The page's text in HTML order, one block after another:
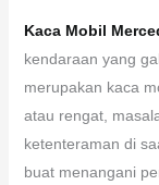
Kaca Mobil
kendaraan yang
merupakan kaca
atau rengat,
ketenteraman di
buat menangani